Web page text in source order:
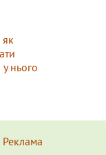
нього
Реклама